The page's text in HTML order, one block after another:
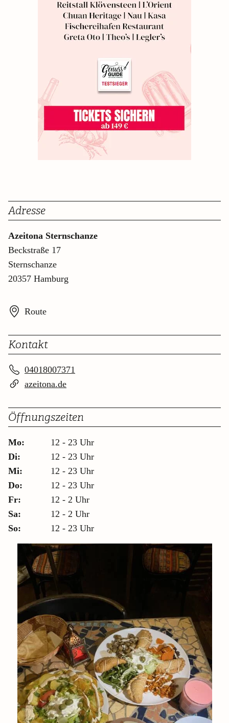
Adresse
Azeitona Sternschanze
Beckstraße 17
Sternschanze
20357 Hamburg
Route
Kontakt
04018007371
azeitona.de
Öffnungszeiten
Mo:
12 - 23 Uhr
Di:
12 - 23 Uhr
Mi:
12 - 23 Uhr
Do:
12 - 23 Uhr
Fr:
12 - 2 Uhr
Sa:
12 - 2 Uhr
So:
12 - 23 Uhr